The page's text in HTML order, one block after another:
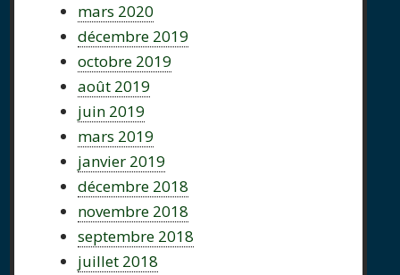
mars 2020
décembre 2019
octobre 2019
août 2019
juin 2019
mars 2019
janvier 2019
décembre 2018
novembre 2018
septembre 2018
juillet 2018